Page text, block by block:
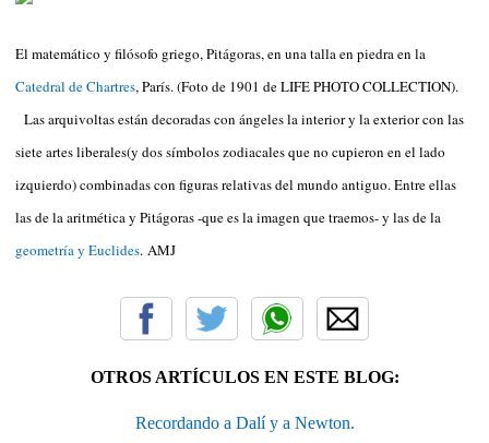
El matemático y filósofo griego, Pitágoras, en una talla en piedra en la
Catedral de Chartres, París. (Foto de 1901 de LIFE PHOTO COLLECTION).
Las arquivoltas están decoradas con ángeles la interior y la exterior con las
siete artes liberales(y dos símbolos zodiacales que no cupieron en el lado
izquierdo) combinadas con figuras relativas del mundo antiguo. Entre ellas
las de la aritmética y Pitágoras -que es la imagen que traemos- y las de la
geometría y Euclides. AMJ
OTROS ARTÍCULOS EN ESTE BLOG:
Recordando a Dalí y a Newton.